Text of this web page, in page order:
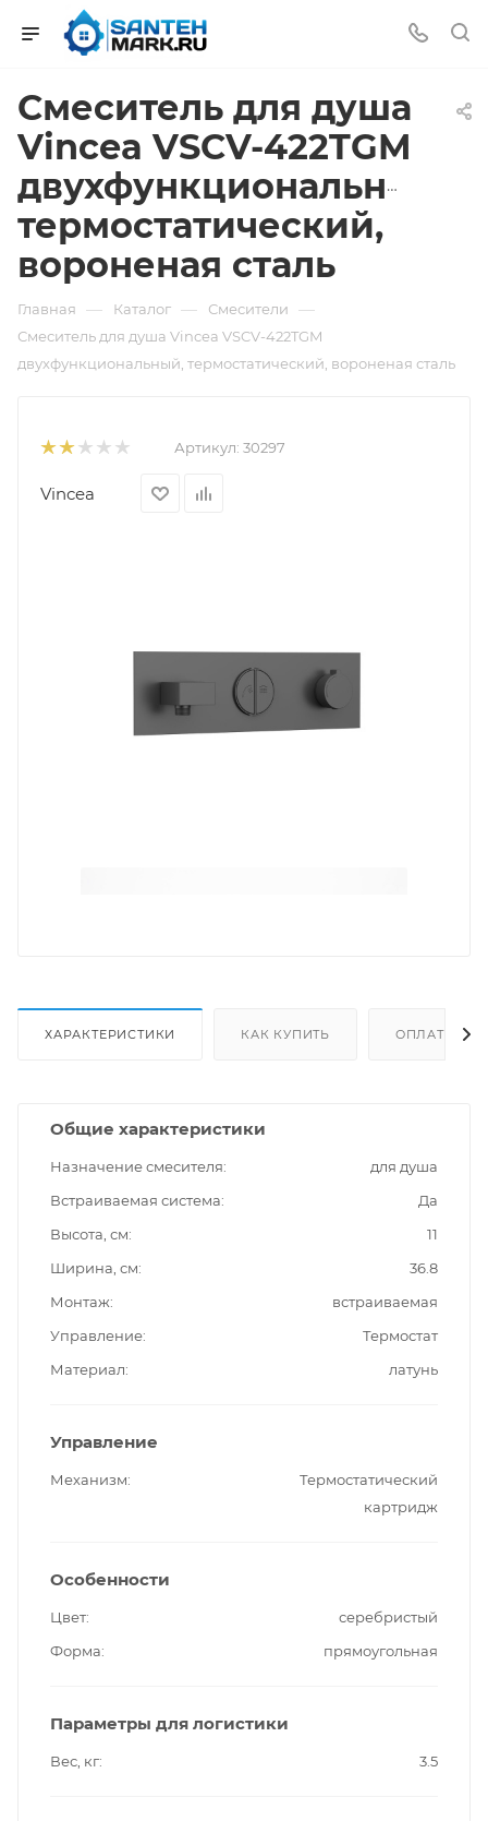
Смеситель для душа
Vincea VSCV-422TGM
двухфункциональный,
термостатический,
вороненая сталь
Главная — Каталог — Смесители —
Смеситель для душа Vincea VSCV-422TGM
двухфункциональный, термостатический, вороненая сталь
Артикул: 30297
Vincea
ХАРАКТЕРИСТИКИ КАК КУПИТЬ ОПЛАТА
Общие характеристики
Назначение смесителя
для душа
Встраиваемая система
Да
Высота, см
11
Ширина, см
36.8
Монтаж
встраиваемая
Управление
Термостат
Материал
латунь
Управление
Механизм
Термостатический
картридж
Особенности
Цвет
серебристый
Форма
прямоугольная
Параметры для логистики
Вес, кг 3.5